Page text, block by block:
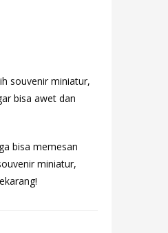
souvenir miniatur,
bisa awet dan
bisa memesan
miniatur,